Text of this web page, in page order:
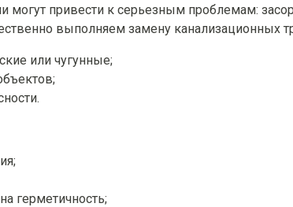
привести к серьезным проблемам:
выполняем замену канализационных
или чугунные;
герметичность;